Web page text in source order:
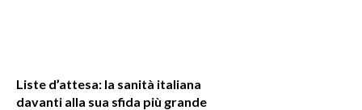
Liste d’attesa: la sanità italiana
davanti alla sua sfida più grande